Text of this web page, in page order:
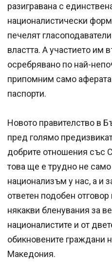
разигравана с
националистически
печелят
властта. А участието им
осребрявано по най-
припомним само
паспорти.
Новото правителство в
пред голямо
добрите отношения със
това ще е трудно не
национализъм у нас, а и
ответен подобен
някакви бленувания за
националистите и от
обикновените граждани
Македония.